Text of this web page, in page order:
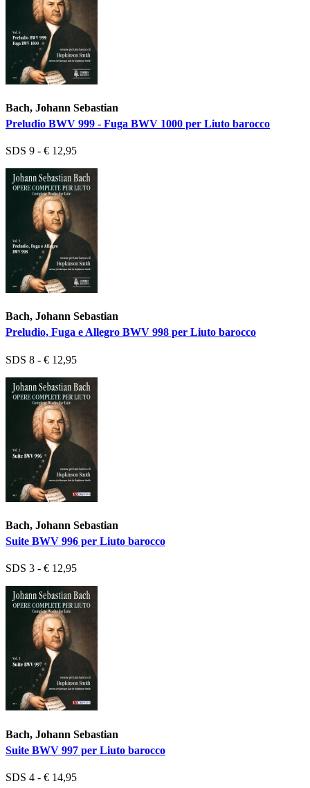
Bach, Johann Sebastian
Preludio BWV 999 - Fuga BWV 1000 per Liuto barocco
SDS 9 - € 12,95
Bach, Johann Sebastian
Preludio, Fuga e Allegro BWV 998 per Liuto barocco
SDS 8 - € 12,95
Bach, Johann Sebastian
Suite BWV 996 per Liuto barocco
SDS 3 - € 12,95
Bach, Johann Sebastian
Suite BWV 997 per Liuto barocco
SDS 4 - € 14,95